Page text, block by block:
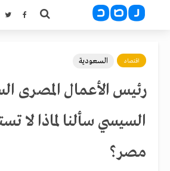
اقتصاد السعودية
رئيس الأعمال المصرى
السيسي سألنا لماذا لا
مصر؟